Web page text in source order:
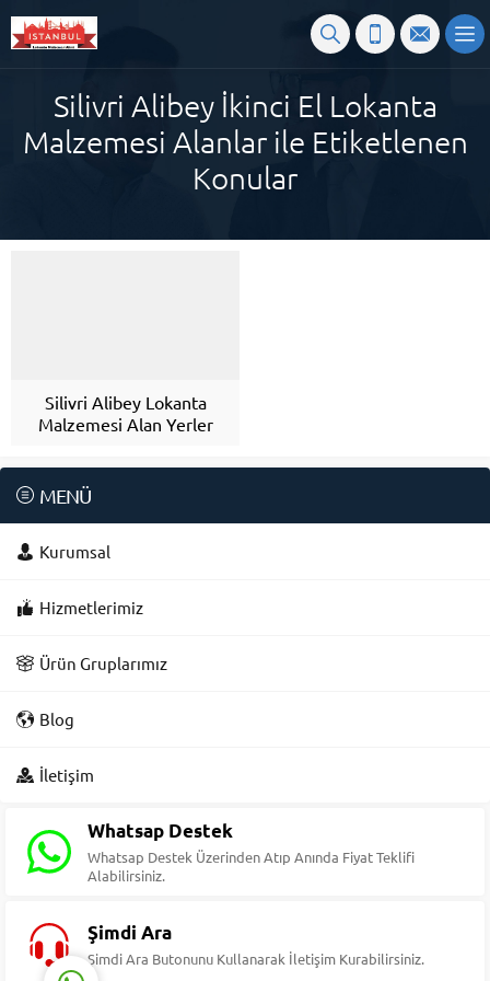
Silivri Alibey İkinci El Lokanta
Malzemesi Alanlar ile Etiketlenen
Konular
Silivri Alibey Lokanta
Malzemesi Alan Yerler
MENÜ
Kurumsal
Hizmetlerimiz
Ürün Gruplarımız
Blog
İletişim
Whatsap Destek
Whatsap Destek Üzerinden Atıp Anında Fiyat Teklifi
Alabilirsiniz.
Şimdi Ara
Şimdi Ara Butonunu Kullanarak İletişim Kurabilirsiniz.